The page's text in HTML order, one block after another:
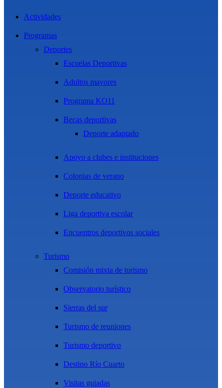
Actividades
Programas
Deportes
Escuelas Deportivas
Adultos mayores
Programa KO11
Becas deportivas
Deporte adaptado
Apoyo a clubes e instituciones
Colonias de verano
Deporte educativo
Liga deportiva escolar
Encuentros deportivos sociales
Turismo
Comisión mixta de turismo
Observatorio turístico
Sierras del sur
Turismo de reuniones
Turismo deportivo
Destino Río Cuarto
Visitas guiadas